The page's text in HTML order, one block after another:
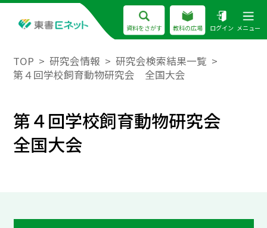
資料をさがす 教科の広場 ログイン メニュー
TOP 研究会情報
研究会検索結果一覧
第４回学校飼育動物研究会 全国大会
第４回学校飼育動物研究会
全国大会